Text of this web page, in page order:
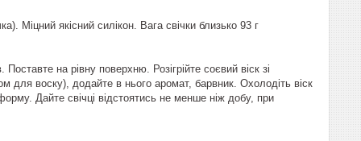
Міцний якісний силікон. Вага свічки близько 93 г
на рівну поверхню. Розігрійте соєвий віск зі
для воску), додайте в нього аромат, барвник. Охолодіть віск
Дайте свічці відстоятись не менше ніж добу, при